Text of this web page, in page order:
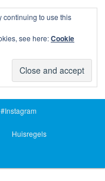
#Instagram
Huisregels
continuing to use this
see here:Cookie